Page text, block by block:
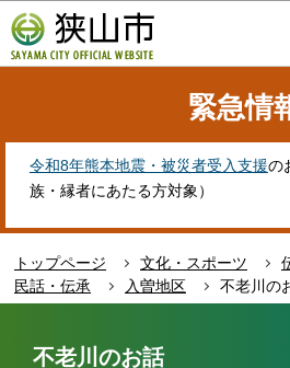
の
ペ
す
緊急情
令和8年熊本地震・被災者受入支援の
族・縁者にあたる方対象）
トップページ 文化・スポーツ
民話・伝承
入曽地区
不老川の
不老川のお話